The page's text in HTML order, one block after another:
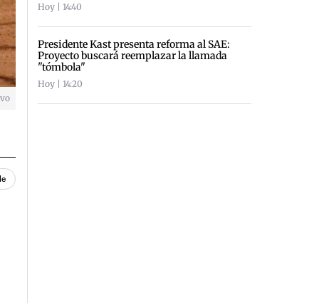
Hoy | 14:40
Presidente Kast presenta reforma al SAE:
Proyecto buscará reemplazar la llamada
"tómbola"
Hoy | 14:20